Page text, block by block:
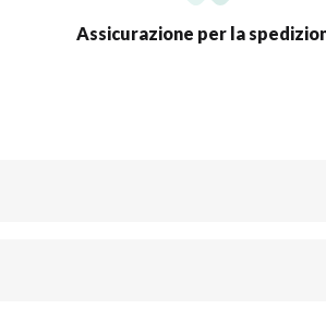
Assicurazione per la